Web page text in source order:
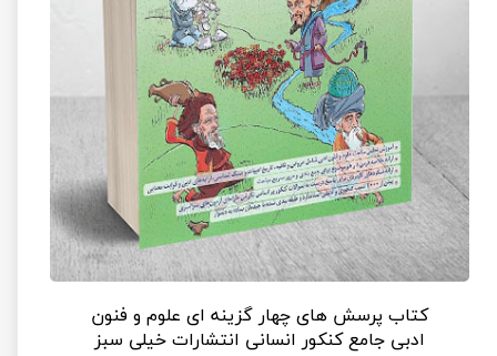
کتاب پرسش های چهار گزینه ای علوم و فنون
ادبی جامع کنکور انسانی انتشارات خیلی سبز